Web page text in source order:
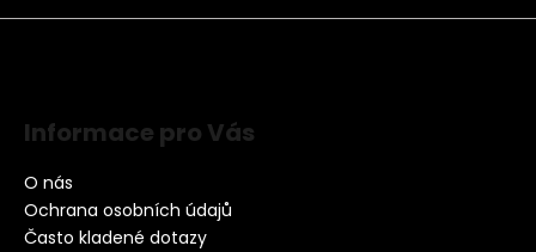
Informace pro Vás
O nás
Ochrana osobních údajů
Často kladené dotazy